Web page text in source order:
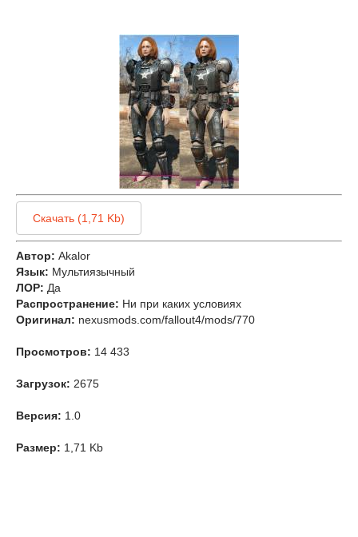
Скачать (1,71 Kb)
Автор: Akalor
Язык: Мультиязычный
ЛОР: Да
Распространение: Ни при каких условиях
Оригинал: nexusmods.com/fallout4/mods/770
Просмотров: 14 433
Загрузок: 2675
Версия: 1.0
Размер: 1,71 Kb